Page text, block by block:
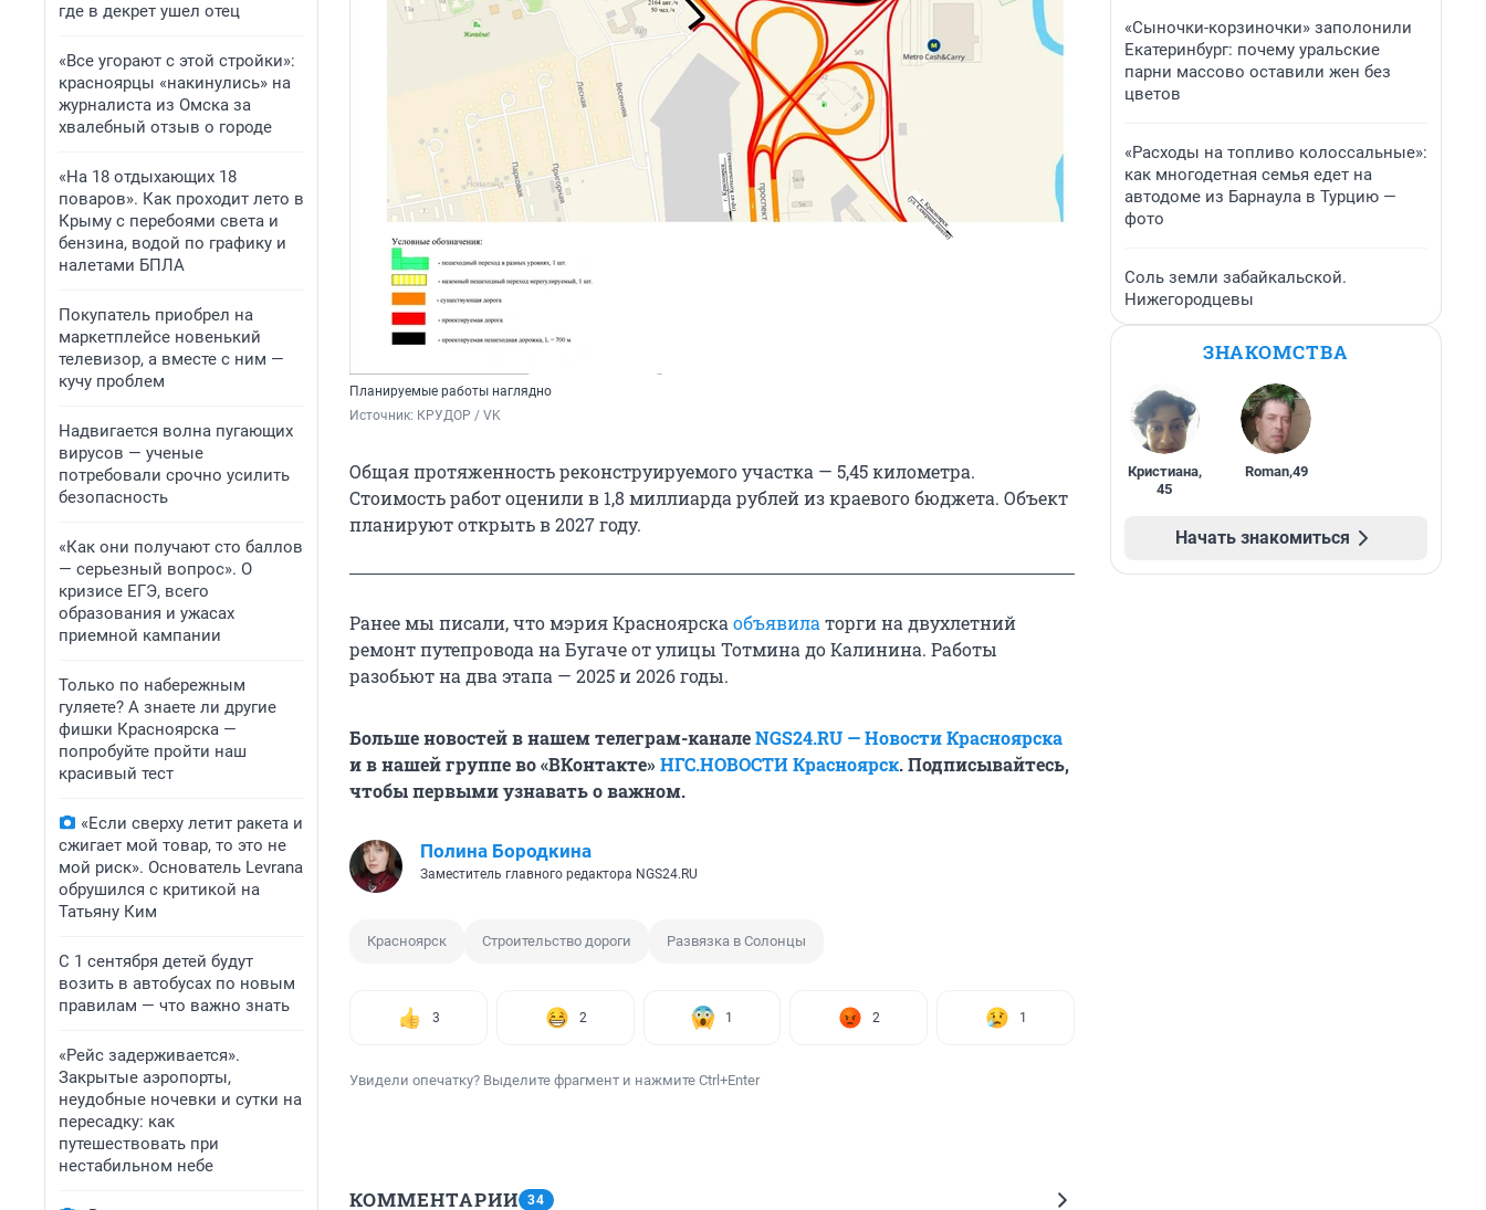
где в декрет ушел отец
«Все угорают с этой стройки»:
красноярцы «накинулись» на
журналиста из Омска за
хвалебный отзыв о городе
«На 18 отдыхающих 18
поваров». Как проходит лето в
Крыму с перебоями света и
бензина, водой по графику и
налетами БПЛА
Покупатель приобрел на
маркетплейсе новенький
телевизор, а вместе с ним —
кучу проблем
Надвигается волна пугающих
вирусов — ученые
потребовали срочно усилить
безопасность
«Как они получают сто баллов
— серьезный вопрос». О
кризисе ЕГЭ, всего
образования и ужасах
приемной кампании
Только по набережным
гуляете? А знаете ли другие
фишки Красноярска —
попробуйте пройти наш
красивый тест
«Если сверху летит ракета и
сжигает мой товар, то это не
мой риск». Основатель Levrana
обрушился с критикой на
Татьяну Ким
С 1 сентября детей будут
возить в автобусах по новым
правилам — что важно знать
«Рейс задерживается».
Закрытые аэропорты,
неудобные ночевки и сутки на
пересадку: как
путешествовать при
нестабильном небе
Планируемые работы наглядно
Источник: КРУДОР / VK
Общая протяженность реконструируемого участка — 5,45 километра.
Стоимость работ оценили в 1,8 миллиарда рублей из краевого бюджета. Объект
планируют открыть в 2027 году.
Ранее мы писали, что мэрия Красноярска объявила торги на двухлетний
ремонт путепровода на Бугаче от улицы Тотмина до Калинина. Работы
разобьют на два этапа — 2025 и 2026 годы.
Больше новостей в нашем телеграм-каналеNGS24.RU — Новости Красноярска
и в нашей группе во «ВКонтакте»НГС.НОВОСТИ Красноярск. Подписывайтесь,
чтобы первыми узнавать о важном.
Полина Бородкина
Заместитель главного редактора NGS24.RU
Красноярск Строительство дороги Развязка в Солонцы
3 2 1 2 1
Увидели опечатку? Выделите фрагмент и нажмите Ctrl+Enter
КОММЕНТАРИИ 34
«Сыночки-корзиночки» заполонили
Екатеринбург: почему уральские
парни массово оставили жен без
цветов
«Расходы на топливо колоссальные»:
как многодетная семья едет на
автодоме из Барнаула в Турцию —
фото
Соль земли забайкальской.
Нижегородцевы
ЗНАКОМСТВА
Кристиана,
45
Roman,49
Начать знакомиться